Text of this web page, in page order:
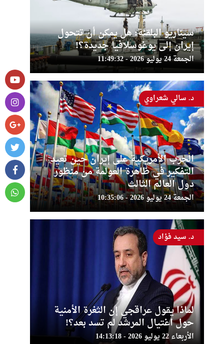
سيناريو البلقنة: هل يمكن أن تتحول
إيران إلى يوغوسلافيا جديدة؟!
الجمعة 24 يوليو 2026 - 11:49:32
الحرب الأمريكية على إيران حين تعيد
التفكير في ظاهرة العولمة من منظور
دول العالم الثالث
الجمعة 24 يوليو 2026 - 10:35:06
د. سالي شعراوي
لماذا يقول عراقجي إن الثغرة الأمنية
حول اغتيال المرشد لم تسد بعد؟!
الأربعاء 22 يوليو 2026 - 14:13:18
د. سيد فؤاد